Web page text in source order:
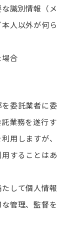
識別情報（メ
人以外が何ら
合
委託業者に委
業務を遂行す
用しますが、
することはあ
して個人情報
管理、監督を